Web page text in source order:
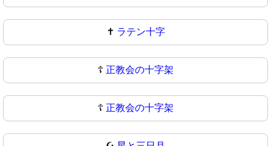
✝ ラテン十字
☦️ 正教会の十字架
☦ 正教会の十字架